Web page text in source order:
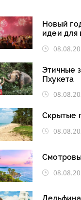
Новый
идеи для
Этичные
Пхукета
Скрытые